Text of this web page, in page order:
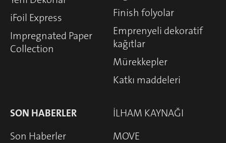
iFoil Express
Impregnated Paper
Collection
Finish folyolar
Emprenyeli dekoratif
kağıtlar
Mürekkepler
Katkı maddeleri
SON HABERLER
Son Haberler
İLHAM KAYNAĞI
MOVE